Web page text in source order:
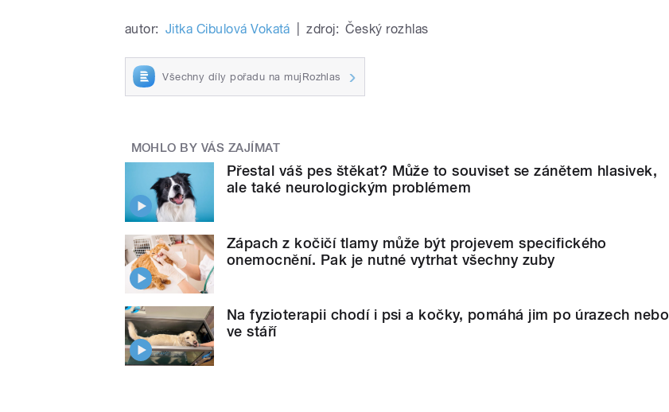
autor: Jitka Cibulová Vokatá zdroj: Český rozhlas
Všechny díly pořadu na mujRozhlas
MOHLO BY VÁS ZAJÍMAT
Přestal váš pes štěkat? Může to souviset se zánětem hlasivek,
ale také neurologickým problémem
Zápach z kočičí tlamy může být projevem specifického
onemocnění. Pak je nutné vytrhat všechny zuby
Na fyzioterapii chodí i psi a kočky, pomáhá jim po úrazech nebo
ve stáří